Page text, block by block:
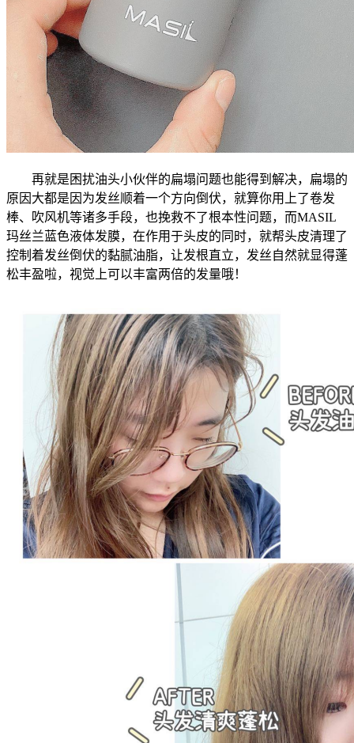
再就是困扰油头小伙伴的扁塌问题也能得到解决，扁塌的
原因大都是因为发丝顺着一个方向倒伏，就算你用上了卷发
棒、吹风机等诸多手段，也挽救不了根本性问题，而MASIL
玛丝兰蓝色液体发膜，在作用于头皮的同时，就帮头皮清理了
控制着发丝倒伏的黏腻油脂，让发根直立，发丝自然就显得蓬
松丰盈啦，视觉上可以丰富两倍的发量哦！